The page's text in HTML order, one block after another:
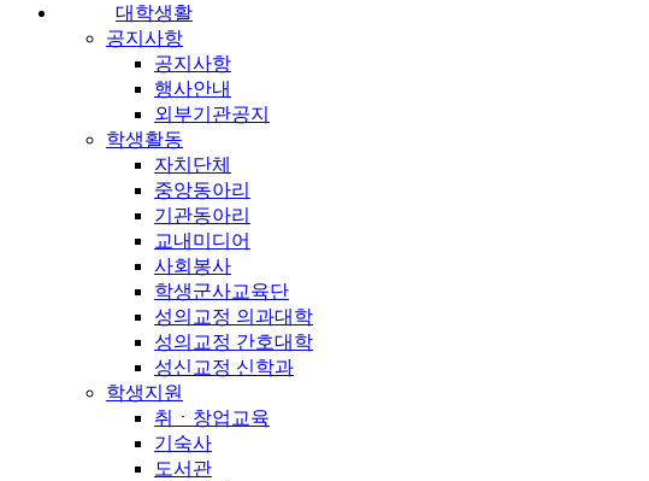
대학생활
공지사항
공지사항
행사안내
외부기관공지
학생활동
자치단체
중앙동아리
기관동아리
교내미디어
사회봉사
학생군사교육단
성의교정 의과대학
성의교정 간호대학
성신교정 신학과
학생지원
취ㆍ창업교육
기숙사
도서관